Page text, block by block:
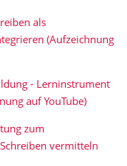
als
(Aufzeichnung
- Lerninstrument
auf YouTube)
zum
vermitteln